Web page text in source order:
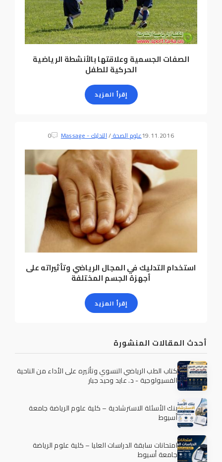
الصفات الجسمية وعلاقتها بالأنشطة الرياضية
الحركية للطفل
إقرأ المزيد
19.11.2016علوم الصحة/التدليك - Massage 0
استخدام التدليك في المجال الرياضي وتأثيراته على
أجهزة الجسم المختلفة
إقرأ المزيد
أحدث المقالات المنشورة
كتاب الطب الرياضي النسوي وتأثيره على الأداء من الناحية
الفسيولوجية - د. عايد وحيد جبار
بنك الأسئلة الاسترشادية – كلية علوم الرياضة جامعة
أسيوط
امتحانات سابقة الدراسات العليا – كلية علوم الرياضة
جامعة أسيوط